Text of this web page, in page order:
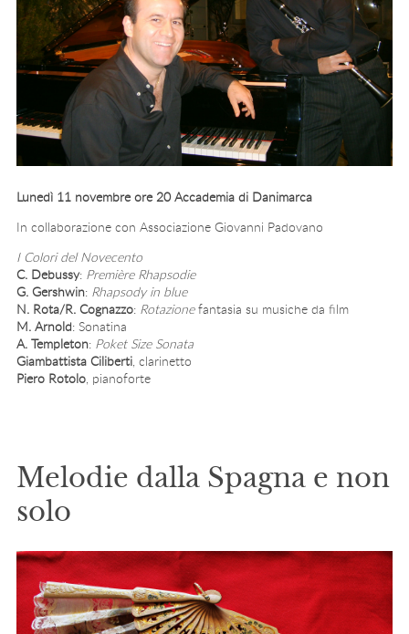
Lunedì 11 novembre ore 20 Accademia di Danimarca
In collaborazione con Associazione Giovanni Padovano
I Colori del Novecento
C. Debussy: Première Rhapsodie
G. Gershwin: Rhapsody in blue
N. Rota/R. Cognazzo: Rotazionefantasia su musiche da film
M. Arnold: Sonatina
A. Templeton: Poket Size Sonata
Giambattista Ciliberti, clarinetto
Piero Rotolo, pianoforte
Melodie dalla Spagna e non
solo